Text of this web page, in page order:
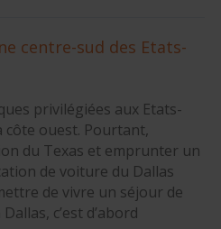
centre-sud des Etats-
privilégiées aux Etats-
côte ouest. Pourtant,
du Texas et emprunter un
de voiture du Dallas
de vivre un séjour de
c’est d’abord